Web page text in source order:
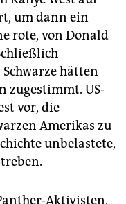
um dann ein
rote, von Donald
Schwarze hätten
zugestimmt. US-
vor, die
Amerikas zu
unbelastete,
Aktivisten,